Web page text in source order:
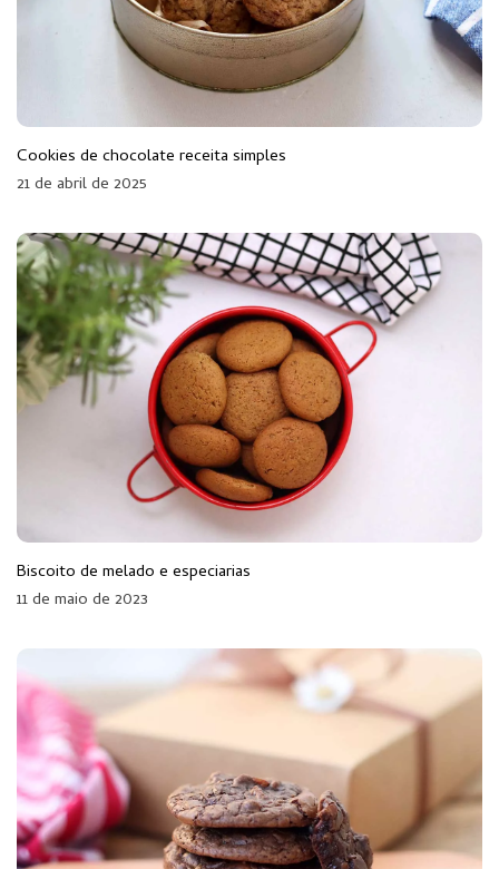
Cookies de chocolate receita simples
21 de abril de 2025
Biscoito de melado e especiarias
11 de maio de 2023